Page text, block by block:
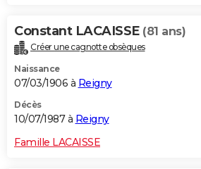
Constant LACAISSE (81 ans)
Créer une cagnotte obsèques
Naissance
07/03/1906 à Reigny
Décès
10/07/1987 à Reigny
Famille LACAISSE